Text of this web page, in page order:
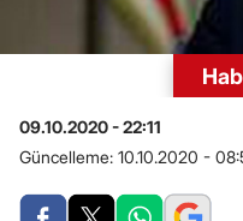
09.10.2020 - 22:11
Güncelleme: 10.10.2020 -